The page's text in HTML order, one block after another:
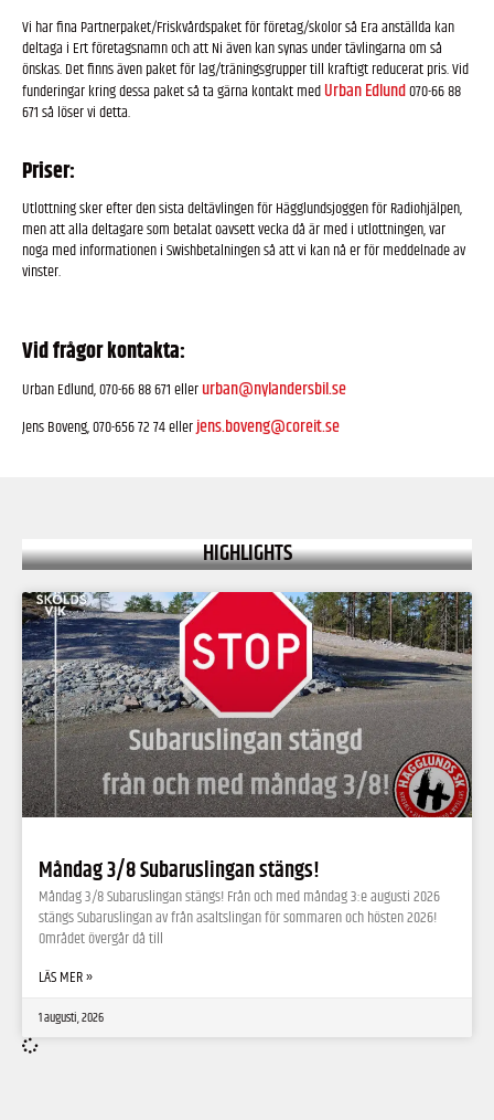
HIGHLIGHTS
Måndag 3/8 Subaruslingan stängs!
Måndag 3/8 Subaruslingan stängs! Från och med måndag 3:e augusti 2026
stängs Subaruslingan av från asaltslingan för sommaren och hösten 2026!
Området övergår då till
LÄS MER »
1 augusti, 2026
Vi har fina Partnerpaket/Friskvårdspaket för företag/skolor så Era anställda kan
deltaga i Ert företagsnamn och att Ni även kan synas under tävlingarna om så
önskas. Det finns även paket för lag/träningsgrupper till kraftigt reducerat pris. Vid
funderingar kring dessa paket så ta gärna kontakt medUrban Edlund070-66 88
671 så löser vi detta.
Priser:
Utlottning sker efter den sista deltävlingen för Hägglundsjoggen för Radiohjälpen,
men att alla deltagare som betalat oavsett vecka då är med i utlottningen, var
noga med informationen i Swishbetalningen så att vi kan nå er för meddelnade av
vinster.
Vid frågor kontakta:
Urban Edlund, 070-66 88 671 ellerurban@nylandersbil.se
Jens Boveng, 070-656 72 74 ellerjens.boveng@coreit.se